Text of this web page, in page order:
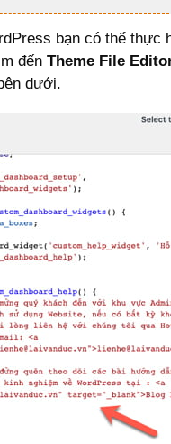
bạn có thể thực
đếnTheme File
dưới.